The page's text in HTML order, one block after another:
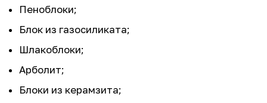
Пеноблоки;
Блок из газосиликата;
Шлакоблоки;
Арболит;
Блоки из керамзита;